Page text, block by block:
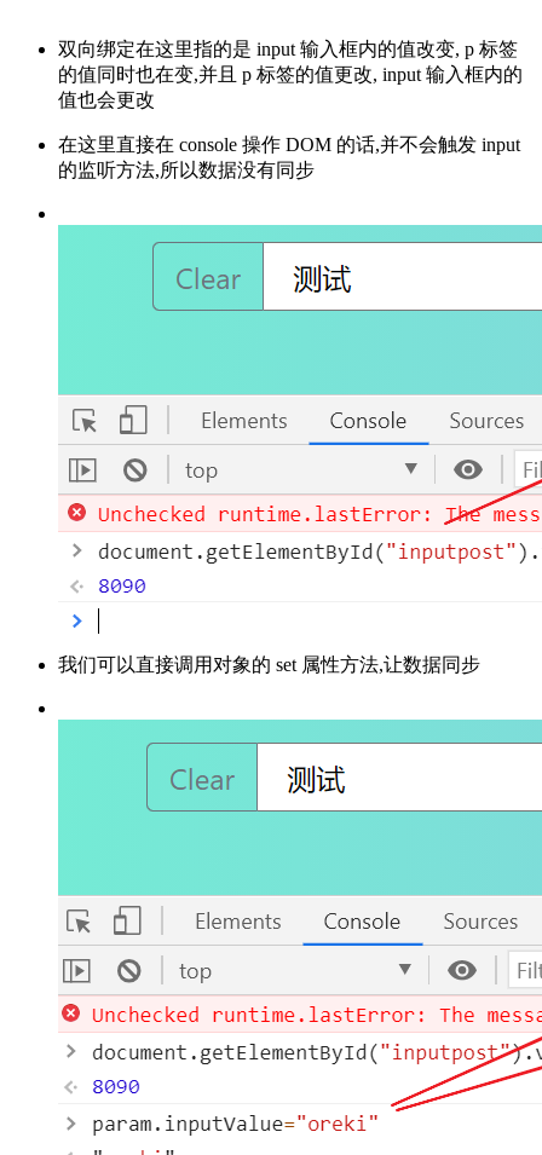
双向绑定在这里指的是 input 输入框内的值改变, p 标签
的值同时也在变,并且 p 标签的值更改, input 输入框内的
值也会更改
在这里直接在 console 操作 DOM 的话,并不会触发 input
的监听方法,所以数据没有同步
我们可以直接调用对象的 set 属性方法,让数据同步